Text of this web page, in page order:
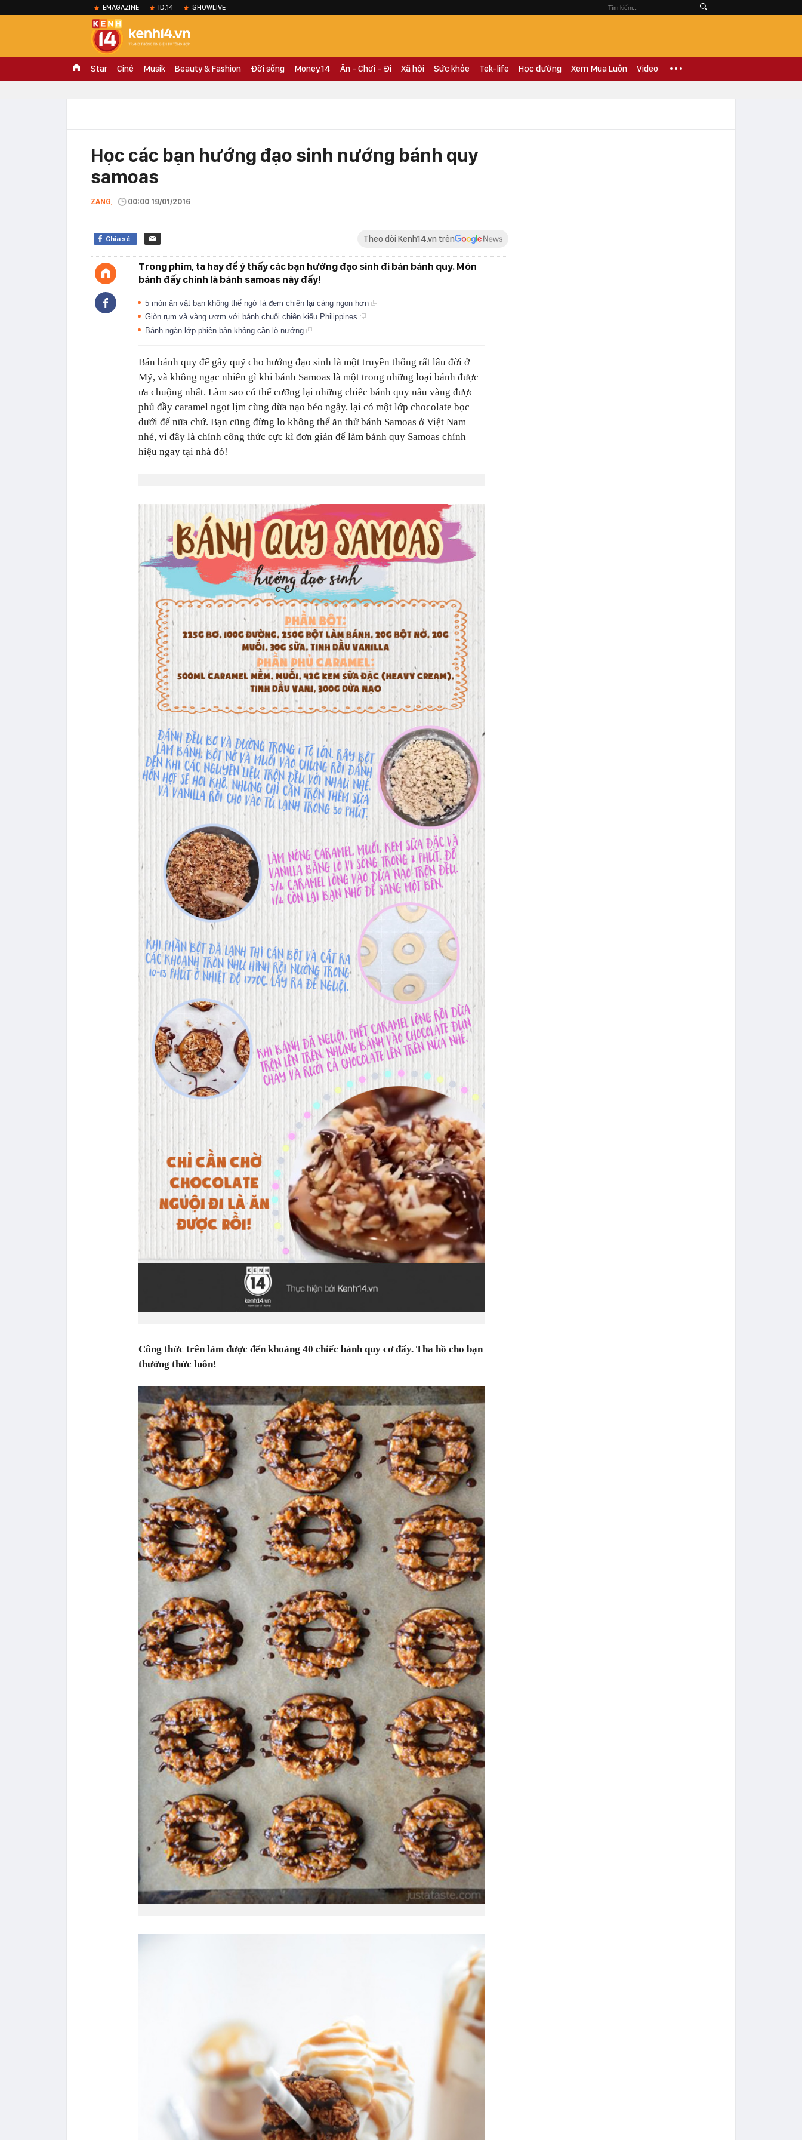
EMAGAZINE ID.14 SHOWLIVE
Star Ciné Musik Beauty & Fashion Đời sống Money.14 Ăn - Chơi - Đi Xã hội Sức khỏe Tek-life Học đường Xem Mua Luôn Video
Học các bạn hướng đạo sinh nướng bánh quy
samoas
ZANG, 00:00 19/01/2016
Chia sẻ Theo dõi Kenh14.vn trên
Trong phim, ta hay để ý thấy các bạn hướng đạo sinh đi bán bánh quy. Món
bánh đấy chính là bánh samoas này đấy!
5 món ăn vặt bạn không thể ngờ là đem chiên lại càng ngon hơn
Giòn rụm và vàng ươm với bánh chuối chiên kiểu Philippines
Bánh ngàn lớp phiên bản không cần lò nướng
Bán bánh quy để gây quỹ cho hướng đạo sinh là một truyền thống rất lâu đời ở
Mỹ, và không ngạc nhiên gì khi bánh Samoas là một trong những loại bánh được
ưa chuộng nhất. Làm sao có thể cưỡng lại những chiếc bánh quy nâu vàng được
phủ đầy caramel ngọt lịm cùng dừa nạo béo ngậy, lại có một lớp chocolate bọc
dưới đế nữa chứ. Bạn cũng đừng lo không thể ăn thử bánh Samoas ở Việt Nam
nhé, vì đây là chính công thức cực kì đơn giản để làm bánh quy Samoas chính
hiệu ngay tại nhà đó!
Công thức trên làm được đến khoảng 40 chiếc bánh quy cơ đấy. Tha hồ cho bạn
thưởng thức luôn!